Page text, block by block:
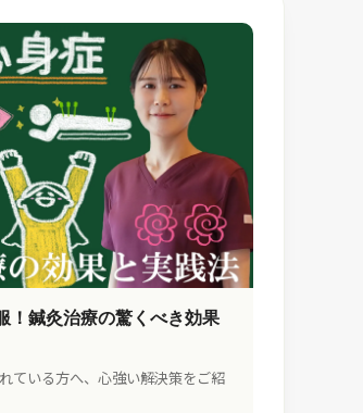
！鍼灸治療の驚くべき効果
ている方へ、心強い解決策をご紹